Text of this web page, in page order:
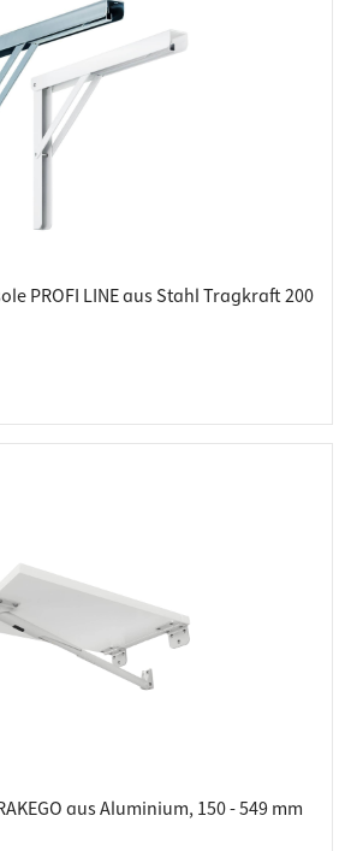
PROFI LINE aus Stahl Tragkraft 200
aus Aluminium, 150 - 549 mm